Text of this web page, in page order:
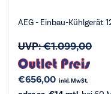
AEG - Einbau-Kühlgerät
UVP:€1.099,00
€656,00 inkl. MwSt.